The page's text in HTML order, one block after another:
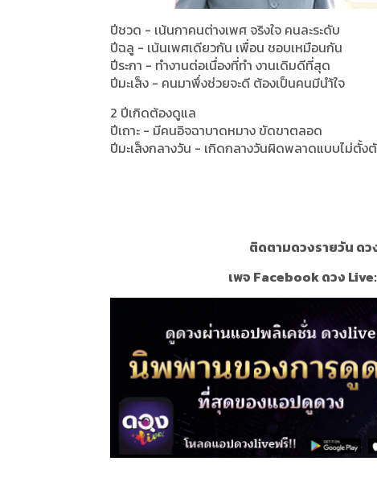
ปีชวด - เน้นกาคนต่างเพศ จริงใจ คนละระดับ
ปีฉลู - เน้นเพศเดียวกัน เพื่อน ชอบเหมือนกัน
ปีระกา - ทำงานต่อเนื่องที่ทำ งานเดิมดีที่สุด
ปีมะเส็ง - คนมาพึ่งช่วยจะดี ต้องเป็นคนมีนำ้ใจ
2 ปีเกิดต้องดูแล
ปีเถาะ - มีคนอิจฉาบาดหมาง ขัดขาตลอด
ปีมะเส็งกลางวัน - เกิดกลางวันผิดพลาดแบบไม่ตั้งตั
ติดตามดวงรายวัน ด
เพจ Facebook ดวง Live: